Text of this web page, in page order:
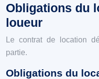
Obligations du
loueur
Le contrat de location
partie.
Obligations du